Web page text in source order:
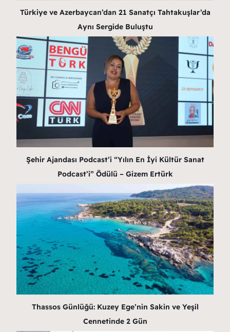
Türkiye ve Azerbaycan’dan 21 Sanatçı Tahtakuşlar’da
Aynı Sergide Buluştu
Şehir Ajandası Podcast’i “Yılın En İyi Kültür Sanat
Podcast’i” Ödülü – Gizem Ertürk
Thassos Günlüğü: Kuzey Ege’nin Sakin ve Yeşil
Cennetinde 2 Gün